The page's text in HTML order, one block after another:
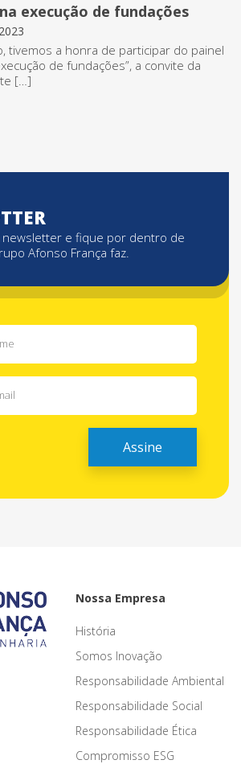
execução de fundações
tivemos a honra de participar do painel
de fundações”, a convite da
[…]
newsletter e fique por dentro de
Afonso França faz.
Nossa Empresa
História
Somos Inovação
Responsabilidade Ambiental
Responsabilidade Social
Responsabilidade Ética
Compromisso ESG